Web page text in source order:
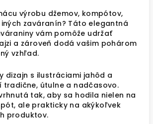
výrobu džemov, kompótov,
zaváranín? Táto elegantná
vám pomôže udržať
a zároveň dodá vašim pohárom
vzhľad.
dizajn s ilustráciami jahôd a
tradične, útulne a nadčasovo.
tak, aby sa hodila nielen na
ale prakticky na akýkoľvek
produktov.